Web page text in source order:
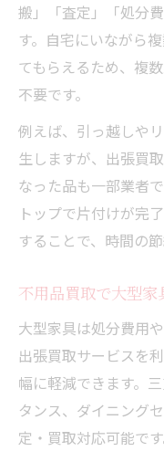
搬」「査定」「処分
す。自宅にいながら
てもらえるため、複
不要です。
例えば、引っ越しや
生しますが、出張買
なった品も一部業者
トップで片付けが完
することで、時間の
不用品買取で大型
大型家具は処分費用
出張買取サービスを
幅に軽減できます。
タンス、ダイニング
定・買取対応可能です